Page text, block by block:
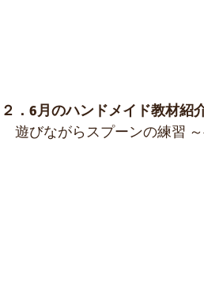
２．6月のハンドメイド教材紹
遊びながらスプーンの練習